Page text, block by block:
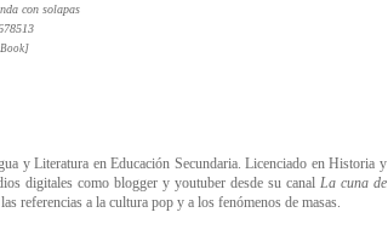
con solapas
]
y Literatura en Educación Secundaria. Licenciado en Historia y
digitales como blogger y youtuber desde su canal La cuna de
referencias a la cultura pop y a los fenómenos de masas.